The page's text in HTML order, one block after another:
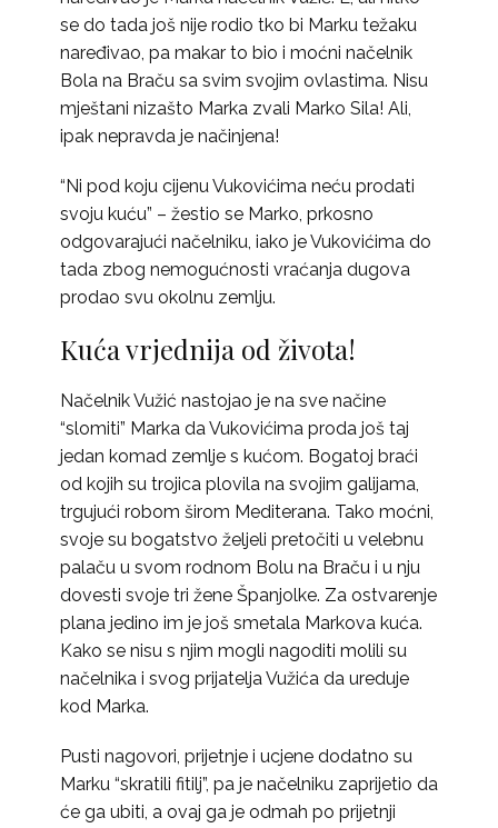
se do tada još nije rodio tko bi Marku težaku
naređivao, pa makar to bio i moćni načelnik
Bola na Braču sa svim svojim ovlastima. Nisu
mještani nizašto Marka zvali Marko Sila! Ali,
ipak nepravda je načinjena!
“Ni pod koju cijenu Vukovićima neću prodati
svoju kuću” – žestio se Marko, prkosno
odgovarajući načelniku, iako je Vukovićima do
tada zbog nemogućnosti vraćanja dugova
prodao svu okolnu zemlju.
Kuća vrjednija od života!
Načelnik Vužić nastojao je na sve načine
“slomiti” Marka da Vukovićima proda još taj
jedan komad zemlje s kućom. Bogatoj braći
od kojih su trojica plovila na svojim galijama,
trgujući robom širom Mediterana. Tako moćni,
svoje su bogatstvo željeli pretočiti u velebnu
palaču u svom rodnom Bolu na Braču i u nju
dovesti svoje tri žene Španjolke. Za ostvarenje
plana jedino im je još smetala Markova kuća.
Kako se nisu s njim mogli nagoditi molili su
načelnika i svog prijatelja Vužića da ureduje
kod Marka.
Pusti nagovori, prijetnje i ucjene dodatno su
Marku “skratili fitilj”, pa je načelniku zaprijetio da
će ga ubiti, a ovaj ga je odmah po prijetnji